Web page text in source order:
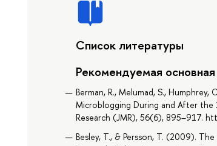
Список литературы
Рекомендуемая
Berman, R., Melumad, S.,
Microblogging During and After the
Research (JMR), 56(6), 895–917.
Besley, T., & Persson, T. (2009).